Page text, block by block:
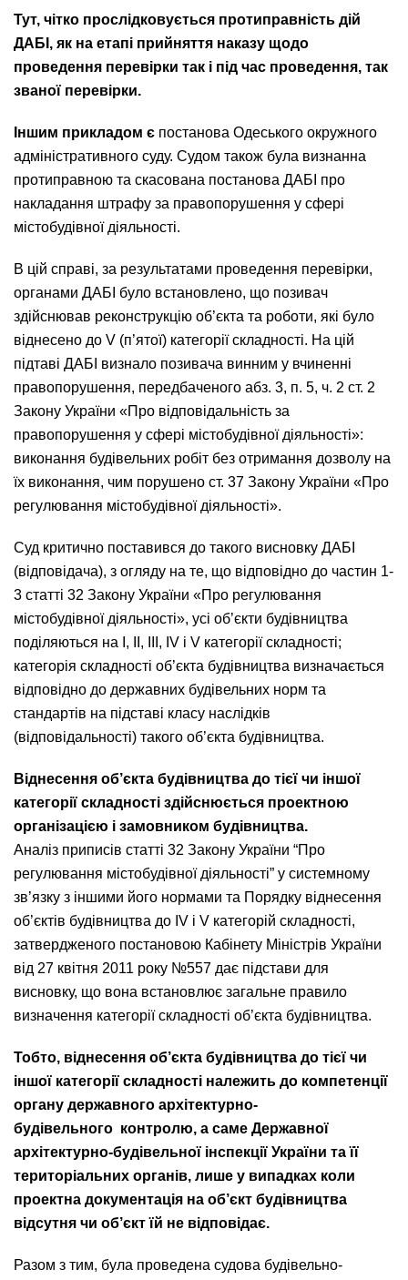
Тут, чітко прослідковується протиправність дій
ДАБІ, як на етапі прийняття наказу щодо
проведення перевірки так і під час проведення, так
званої перевірки.
Іншим прикладом є постанова Одеського окружного
адміністративного суду. Судом також була визнанна
протиправною та скасована постанова ДАБІ про
накладання штрафу за правопорушення у сфері
містобудівної діяльності.
В цій справі, за результатами проведення перевірки,
органами ДАБІ було встановлено, що позивач
здійснював реконструкцію об’єкта та роботи, які було
віднесено до V (п’ятої) категорії складності. На цій
підтаві ДАБІ визнало позивача винним у вчиненні
правопорушення, передбаченого абз. 3, п. 5, ч. 2 ст. 2
Закону України «Про відповідальність за
правопорушення у сфері містобудівної діяльності»:
виконання будівельних робіт без отримання дозволу на
їх виконання, чим порушено ст. 37 Закону України «Про
регулювання містобудівної діяльності».
Суд критично поставився до такого висновку ДАБІ
(відповідача), з огляду на те, що відповідно до частин 1-
3 статті 32 Закону України «Про регулювання
містобудівної діяльності», усі об’єкти будівництва
поділяються на І, II, III, IV і V категорії складності;
категорія складності об’єкта будівництва визначається
відповідно до державних будівельних норм та
стандартів на підставі класу наслідків
(відповідальності) такого об’єкта будівництва.
Віднесення об’єкта будівництва до тієї чи іншої
категорії складності здійснюється проектною
організацією і замовником будівництва.
Аналіз приписів статті 32 Закону України “Про
регулювання містобудівної діяльності” у системному
зв’язку з іншими його нормами та Порядку віднесення
об’єктів будівництва до IV і V категорій складності,
затвердженого постановою Кабінету Міністрів України
від 27 квітня 2011 року №557 дає підстави для
висновку, що вона встановлює загальне правило
визначення категорії складності об’єкта будівництва.
Тобто, віднесення об’єкта будівництва до тієї чи
іншої категорії складності належить до компетенції
органу державного архітектурно-
будівельного контролю, а саме Державної
архітектурно-будівельної інспекції України та її
територіальних органів, лише у випадках коли
проектна документація на об’єкт будівництва
відсутня чи об’єкт їй не відповідає.
Разом з тим, була проведена судова будівельно-